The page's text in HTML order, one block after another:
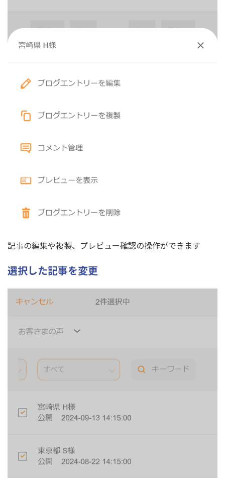
記事の編集や複製、プレビュー確認の操作ができます
選択した記事を変更